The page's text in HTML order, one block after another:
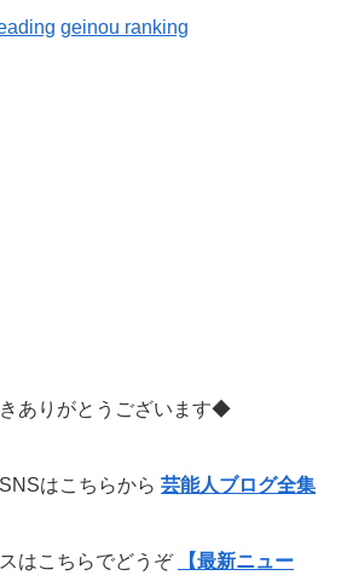
geinou ranking
ありがとうございます◆
はこちらから 芸能人ブログ全集
はこちらでどうぞ
【最新ニュー